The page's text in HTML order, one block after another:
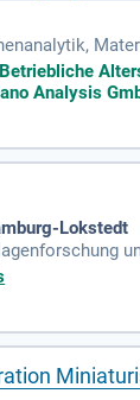
Analysis
Lokstedt